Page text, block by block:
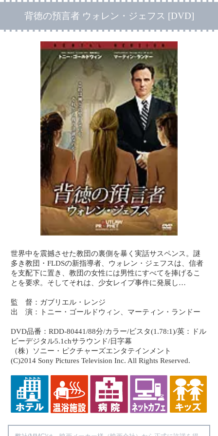
背徳の預言者 ウォレン・ジェフス [DVD]
世界中を震撼させた教団の裏側を暴く実話サスペンス。謎
多き教団・FLDSの新指導者、ウォレン・ジェフスは、信者
を支配下に置き、教団の女性には男性にすべてを捧げるこ
とを要求。そしてそれは、少女レイプ事件に発展し…
監 督：ガブリエル・レンジ
出 演：トニー・ゴールドウィン、マーティン・ランドー
DVD品番：RDD-80441/88分/カラー/ビスタ(1.78:1)/英：ドル
ビーデジタル5.1chサラウンド/日字幕
（株）ソニー・ピクチャーズエンタテインメント
(C)2014 Sony Pictures Television Inc. All Rights Reserved.